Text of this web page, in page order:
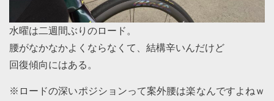
水曜は二週間ぶりのロード。
腰がなかなかよくならなくて、結構辛いんだけど
回復傾向にはある。
※ロードの深いポジションって案外腰は楽なんですよねｗ